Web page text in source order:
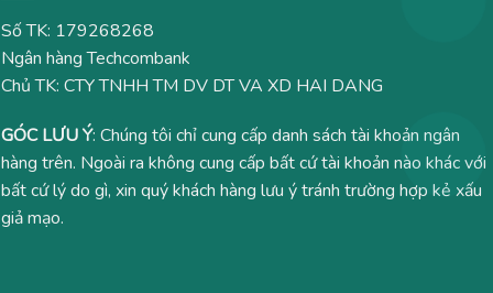
Số TK: 179268268
Ngân hàng Techcombank
Chủ TK: CTY TNHH TM DV DT VA XD HAI DANG
GÓC LƯU Ý: Chúng tôi chỉ cung cấp danh sách tài khoản ngân
hàng trên. Ngoài ra không cung cấp bất cứ tài khoản nào khác với
bất cứ lý do gì, xin quý khách hàng lưu ý tránh trường hợp kẻ xấu
giả mạo.